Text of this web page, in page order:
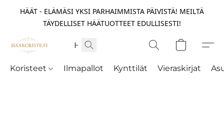
HÄÄT - ELÄMÄSI YKSI PARHAIMMISTA PÄIVISTÄ! MEILTÄ
TÄYDELLISET HÄÄTUOTTEET EDULLISESTI!
Koristeet Ilmapallot Kynttilät Vieraskirjat